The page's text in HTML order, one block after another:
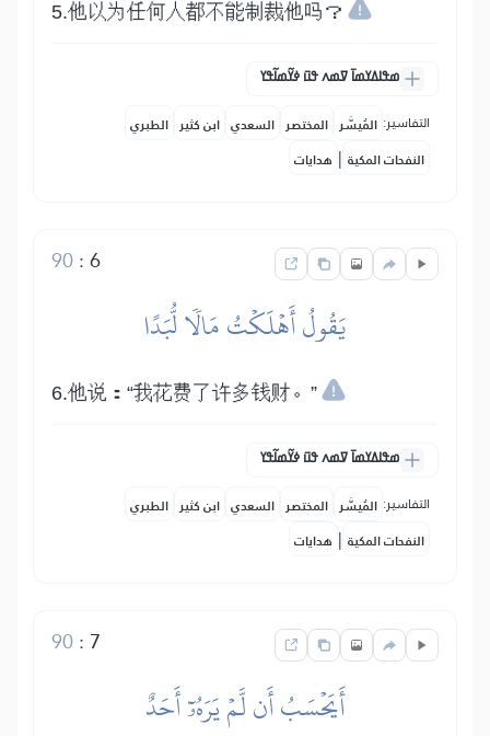
5.他以为任何人都不能制裁他吗？
ߘߟߊߡߌߘߊ߫ ߜߘߍ ߟߎ߫ ߦߌ߬ߘߊ߬ߟߌ
التفاسير: المُيسَّر المختصر السعدي ابن كثير الطبري
النفحات المكية | هدايات
6
:
90
يَقُولُ أَهۡلَكۡتُ مَالٗا لُّبَدًا
6.他说：“我花费了许多钱财。”
ߘߟߊߡߌߘߊ߫ ߜߘߍ ߟߎ߫ ߦߌ߬ߘߊ߬ߟߌ
التفاسير: المُيسَّر المختصر السعدي ابن كثير الطبري
النفحات المكية | هدايات
7
:
90
أَيَحۡسَبُ أَن لَّمۡ يَرَهُۥٓ أَحَدٌ